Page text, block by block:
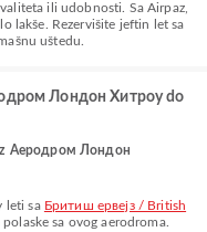
ili udobnosti. Sa Airpaz,
lakše. Rezervišite jeftin let sa
uštedu.
Лондон Хитроу do
Аеродром Лондон
leti sa Бритиш ервејз / British
sa ovog aerodroma.